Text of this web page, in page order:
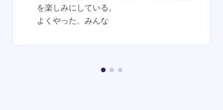
を楽しみにしている。
よくやった、みんな